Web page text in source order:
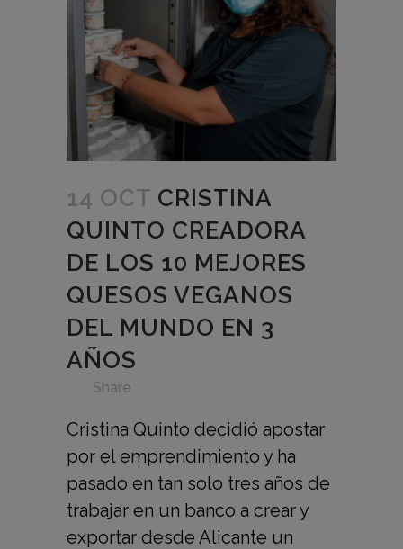
14 OCT CRISTINA
QUINTO CREADORA
DE LOS 10 MEJORES
QUESOS VEGANOS
DEL MUNDO EN 3
AÑOS
Share
Cristina Quinto decidió apostar
por el emprendimiento y ha
pasado en tan solo tres años de
trabajar en un banco a crear y
exportar desde Alicante un